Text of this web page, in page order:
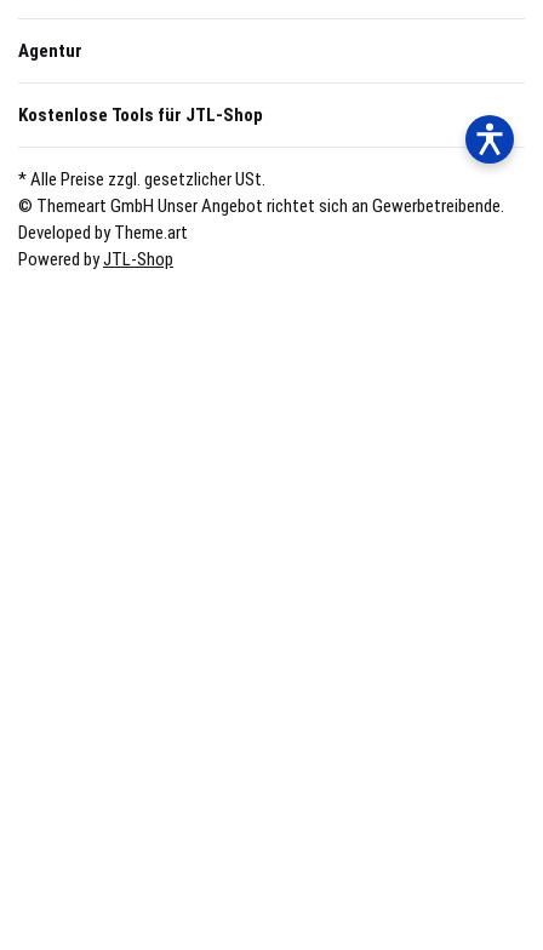
Agentur
Kostenlose Tools für JTL-Shop
* Alle Preise zzgl. gesetzlicher USt.
© Themeart GmbH Unser Angebot richtet sich an Gewerbetreibende.
Developed by Theme.art
Powered byJTL-Shop